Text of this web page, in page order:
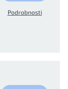
Podrobnosti